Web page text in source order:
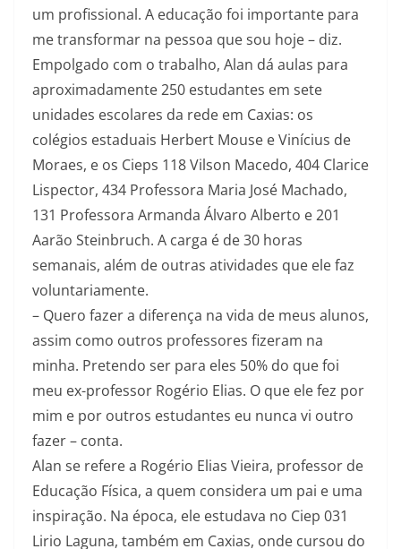
um profissional. A educação foi importante para
me transformar na pessoa que sou hoje – diz.
Empolgado com o trabalho, Alan dá aulas para
aproximadamente 250 estudantes em sete
unidades escolares da rede em Caxias: os
colégios estaduais Herbert Mouse e Vinícius de
Moraes, e os Cieps 118 Vilson Macedo, 404 Clarice
Lispector, 434 Professora Maria José Machado,
131 Professora Armanda Álvaro Alberto e 201
Aarão Steinbruch. A carga é de 30 horas
semanais, além de outras atividades que ele faz
voluntariamente.
– Quero fazer a diferença na vida de meus alunos,
assim como outros professores fizeram na
minha. Pretendo ser para eles 50% do que foi
meu ex-professor Rogério Elias. O que ele fez por
mim e por outros estudantes eu nunca vi outro
fazer – conta.
Alan se refere a Rogério Elias Vieira, professor de
Educação Física, a quem considera um pai e uma
inspiração. Na época, ele estudava no Ciep 031
Lirio Laguna, também em Caxias, onde cursou do